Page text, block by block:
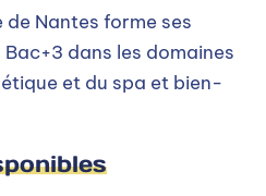
de Nantes forme ses
dans les domaines
et du spa et bien-